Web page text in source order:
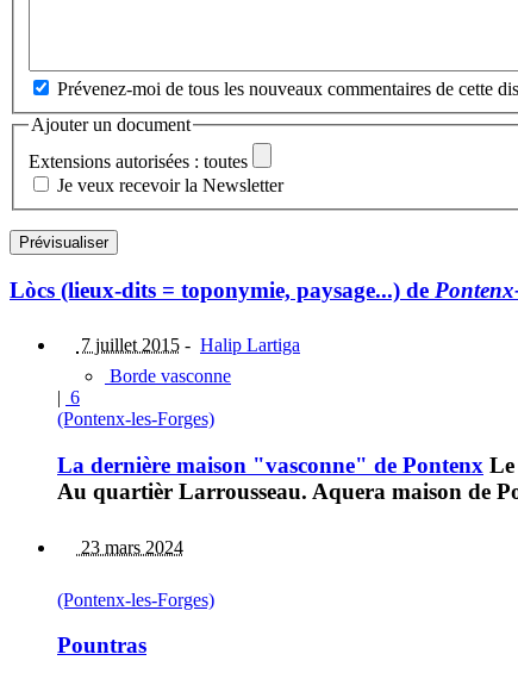
Prévenez-moi de tous les nouveaux commentaires de cette
Ajouter un document
Extensions autorisées : toutes
Je veux recevoir la Newsletter
Lòcs (lieux-dits = toponymie, paysage...) de
7 juillet 2015 - Halip Lartiga
Borde vasconne
| 6
(Pontenx-les-Forges)
La dernière maison "vasconne" de Pontenx
Au quartièr Larrousseau. Aquera maison de
23 mars 2024
(Pontenx-les-Forges)
Pountras